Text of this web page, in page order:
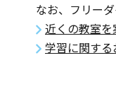
なお、フリー
近くの教室
学習に関す